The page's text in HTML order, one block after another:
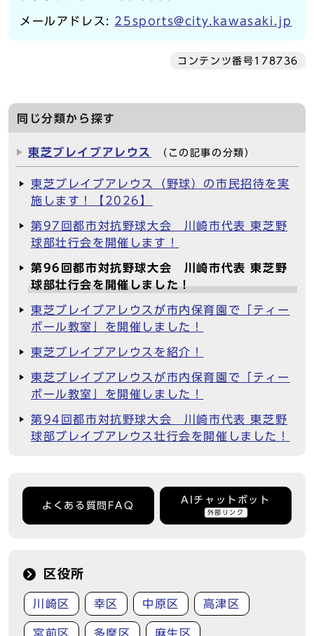
メールアドレス: 25sports@city.kawasaki.jp
コンテンツ番号178736
同じ分類から探す
東芝ブレイブアレウス （この記事の分類）
東芝ブレイブアレウス（野球）の市民招待を実
施します！【2026】
第97回都市対抗野球大会 川崎市代表 東芝野
球部壮行会を開催します！
第96回都市対抗野球大会 川崎市代表 東芝野
球部壮行会を開催しました！
東芝ブレイブアレウスが市内保育園で「ティー
ボール教室」を開催しました！
東芝ブレイブアレウスを紹介！
東芝ブレイブアレウスが市内保育園で「ティー
ボール教室」を開催しました！
第94回都市対抗野球大会 川崎市代表 東芝野
球部ブレイブアレウス壮行会を開催しました！
よくある質問FAQ
AIチャットボット
外部リンク
区役所
川崎区 幸区 中原区 高津区
宮前区 多摩区 麻生区